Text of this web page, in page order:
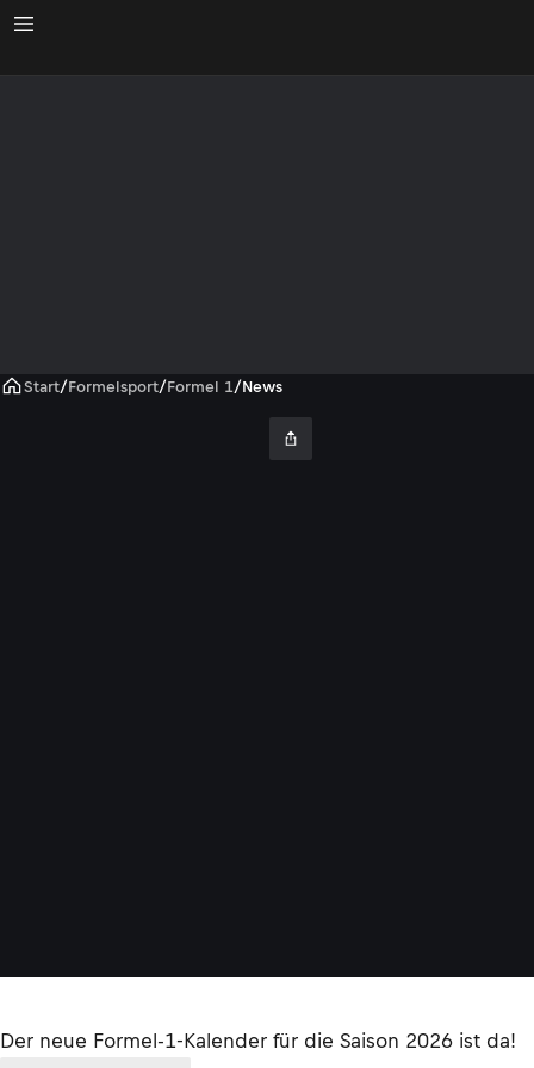
Start/Formelsport/Formel 1/News
Der neue Formel-1-Kalender für die Saison 2026 ist da!